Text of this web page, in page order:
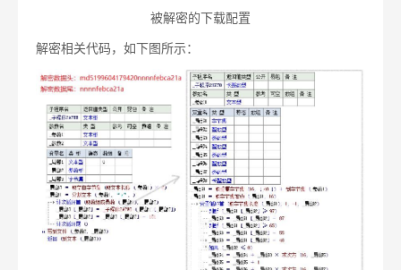
被解密的下载配置
解密相关代码，如下图所示：